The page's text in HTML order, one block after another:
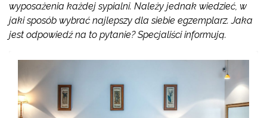
wyposażenia każdej sypialni. Należy jednak wiedzieć, w
jaki sposób wybrać najlepszy dla siebie egzemplarz. Jaka
jest odpowiedź na to pytanie? Specjaliści informują.